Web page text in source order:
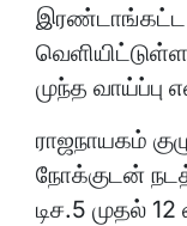
இரண்டாங்கட்ட
முந்த வாய்ப்பு
ராஜநாயகம்
நோக்குடன்
டிச.5 முதல்